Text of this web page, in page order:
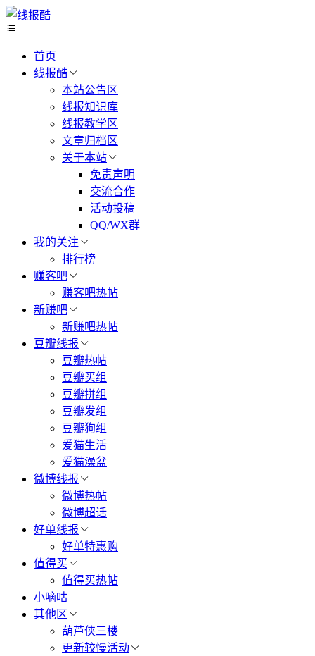
首页
线报酷
本站公告区
线报知识库
线报教学区
文章归档区
关于本站
免责声明
交流合作
活动投稿
QQ/WX群
我的关注
排行榜
赚客吧
赚客吧热帖
新赚吧
新赚吧热帖
豆瓣线报
豆瓣热帖
豆瓣买组
豆瓣拼组
豆瓣发组
豆瓣狗组
爱猫生活
爱猫澡盆
微博线报
微博热帖
微博超话
好单线报
好单特惠购
值得买
值得买热帖
小嘀咕
其他区
葫芦侠三楼
更新较慢活动